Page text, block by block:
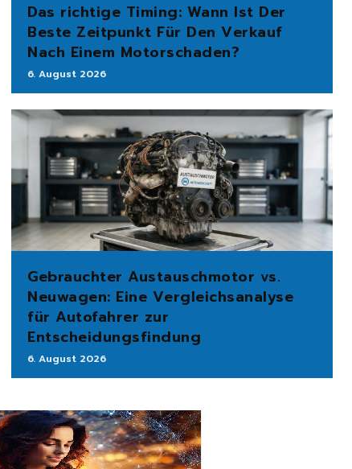
Das richtige Timing: Wann Ist Der
Beste Zeitpunkt Für Den Verkauf
Nach Einem Motorschaden?
6. August 2026
Gebrauchter Austauschmotor vs.
Neuwagen: Eine Vergleichsanalyse
für Autofahrer zur
Entscheidungsfindung
6. August 2026